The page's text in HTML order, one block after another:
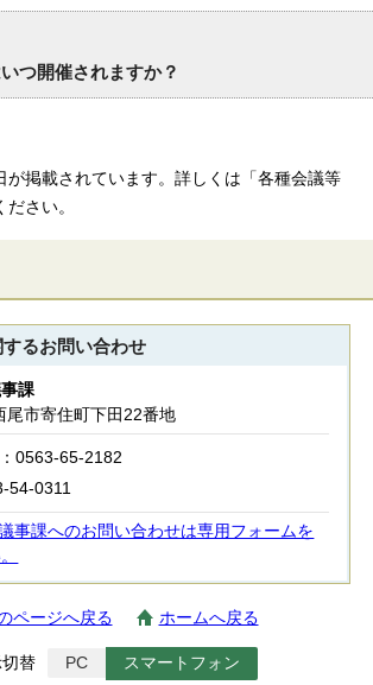
つ開催されますか？
が掲載されています。詳しくは「各種会議等
さい。
るお問い合わせ
課
市寄住町下田22番地
0563-65-2182
54-0311
事課へのお問い合わせは専用フォームを
ページへ戻る ホームへ戻る
替 PC スマートフォン